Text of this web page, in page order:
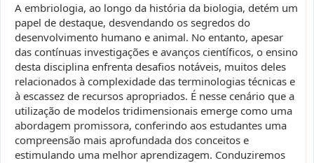
A embriologia, ao longo da história da biologia, detém um
papel de destaque, desvendando os segredos do
desenvolvimento humano e animal. No entanto, apesar
das contínuas investigações e avanços científicos, o ensino
desta disciplina enfrenta desafios notáveis, muitos deles
relacionados à complexidade das terminologias técnicas e
à escassez de recursos apropriados. É nesse cenário que a
utilização de modelos tridimensionais emerge como uma
abordagem promissora, conferindo aos estudantes uma
compreensão mais aprofundada dos conceitos e
estimulando uma melhor aprendizagem. Conduziremos